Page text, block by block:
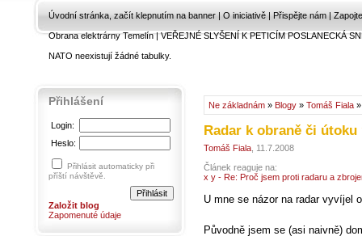
Úvodní stránka, začít klepnutím na banner | O iniciativě | Přispějte nám |
Obrana elektrárny Temelín|VEŘEJNÉ SLYŠENÍ K PETICÍM POSLANECKÁ
NATO neexistují žádné tabulky.
Ne základnám » Blogy » Tomáš Fiala
Radar k obraně či útoku
Tomáš Fiala , 11.7.2008
Článek reaguje na:
x y - Re: Proč jsem proti radaru a
U mne se názor na radar vyvíjel
Původně jsem se (asi naivně)
Přihlášení
Login:
Heslo:
Přihlásit automaticky při
příští návštěvě.
Založit blog
Zapomenuté údaje